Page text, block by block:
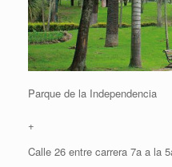
Parque de la Independencia
+
Calle 26 entre carrera 7a a la